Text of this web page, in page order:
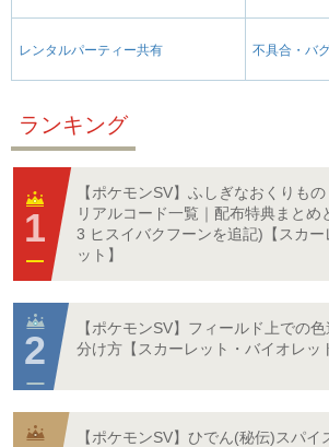
レンタルパーティー共有 不具合・バ
ランキング
【ポケモンSV】ふしぎなおくりも
リアルコード一覧｜配布特典まとめ
3 ヒスイバクフーンを追記)【スカー
ット】
【ポケモンSV】フィールド上での
分け方【スカーレット・バイオレッ
【ポケモンSV】ひでん(秘伝)スパイ